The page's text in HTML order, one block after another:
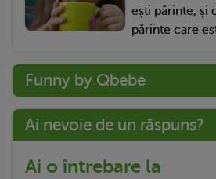
ești părinte, și
părinte care
Funny by Qbebe
Ai nevoie de un răspuns?
Ai o întrebare la